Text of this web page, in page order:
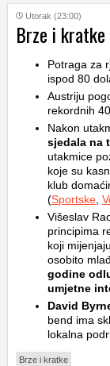
Utorak (23:00)
Brze i kratke
Potraga za
ispod 80
Austriju
rekordnih
Nakon
sjedala na
utakmice
koje su
klub
(Sportske
Višeslav
principima
koji
osobito
godine
umjetne
David
bend ima
lokalna
Brze i kratke